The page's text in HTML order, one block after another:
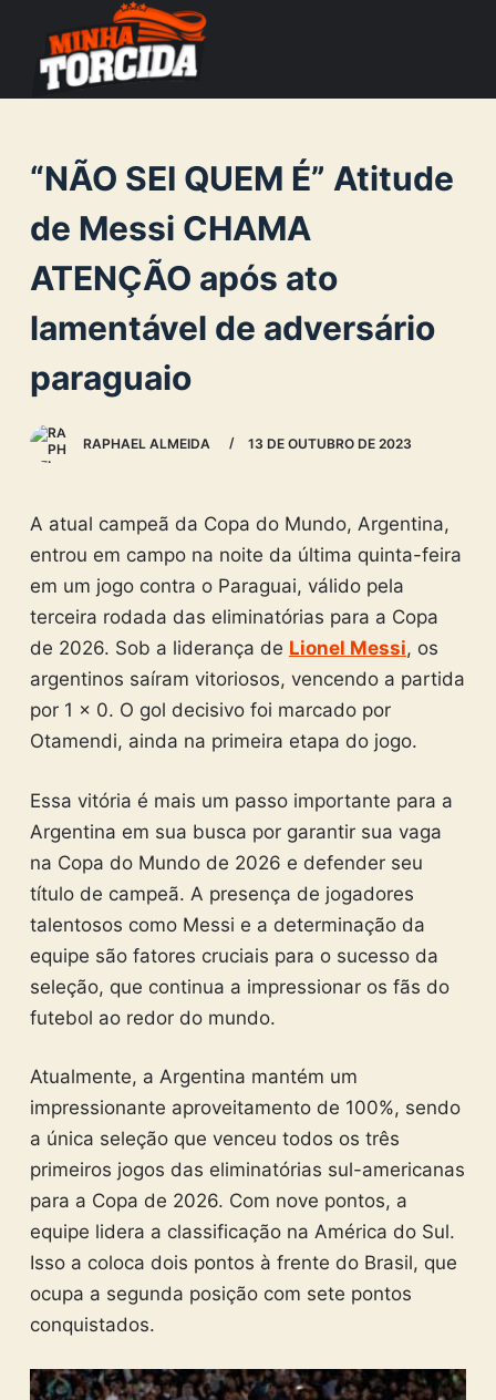
o
e
n
“NÃO SEI QUEM É” Atitude
de Messi CHAMA
ATENÇÃO após ato
lamentável de adversário
paraguaio
RAPHAEL ALMEIDA 13 DE OUTUBRO DE 2023
A atual campeã da Copa do Mundo, Argentina,
entrou em campo na noite da última quinta-feira
em um jogo contra o Paraguai, válido pela
terceira rodada das eliminatórias para a Copa
de 2026. Sob a liderança de Lionel Messi, os
argentinos saíram vitoriosos, vencendo a partida
por 1 x 0. O gol decisivo foi marcado por
Otamendi, ainda na primeira etapa do jogo.
Essa vitória é mais um passo importante para a
Argentina em sua busca por garantir sua vaga
na Copa do Mundo de 2026 e defender seu
título de campeã. A presença de jogadores
talentosos como Messi e a determinação da
equipe são fatores cruciais para o sucesso da
seleção, que continua a impressionar os fãs do
futebol ao redor do mundo.
Atualmente, a Argentina mantém um
impressionante aproveitamento de 100%, sendo
a única seleção que venceu todos os três
primeiros jogos das eliminatórias sul-americanas
para a Copa de 2026. Com nove pontos, a
equipe lidera a classificação na América do Sul.
Isso a coloca dois pontos à frente do Brasil, que
ocupa a segunda posição com sete pontos
conquistados.